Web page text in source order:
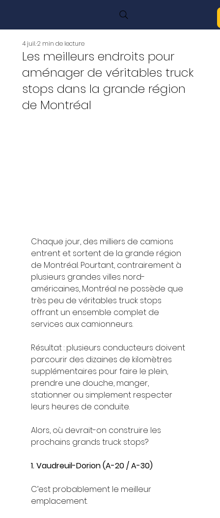
Les meilleurs endroits pour
aménager de véritables truck
stops dans la grande région
de Montréal
4 juil.2 min de lecture
Chaque jour, des milliers de camions
entrent et sortent de la grande région
de Montréal. Pourtant, contrairement à
plusieurs grandes villes nord-
américaines, Montréal ne possède que
très peu de véritables truck stops
offrant un ensemble complet de
services aux camionneurs.
Résultat : plusieurs conducteurs doivent
parcourir des dizaines de kilomètres
supplémentaires pour faire le plein,
prendre une douche, manger,
stationner ou simplement respecter
leurs heures de conduite.
Alors, où devrait-on construire les
prochains grands truck stops?
1. Vaudreuil-Dorion (A-20 / A-30)
C’est probablement le meilleur
emplacement.